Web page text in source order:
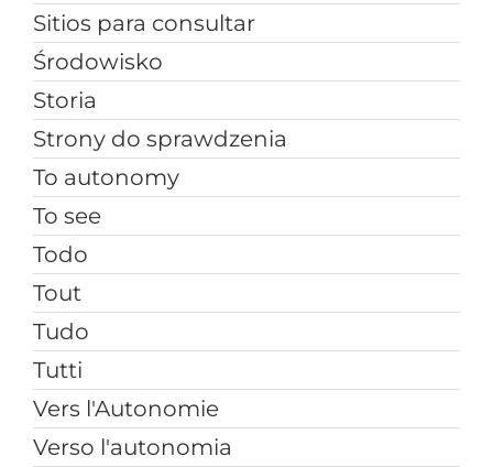
Sitios para consultar
Środowisko
Storia
Strony do sprawdzenia
To autonomy
To see
Todo
Tout
Tudo
Tutti
Vers l'Autonomie
Verso l'autonomia